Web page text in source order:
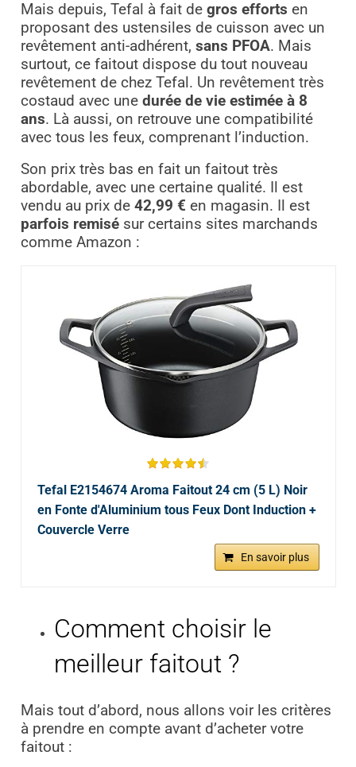
Mais depuis, Tefal à fait de gros efforts en
proposant des ustensiles de cuisson avec un
revêtement anti-adhérent, sans PFOA. Mais
surtout, ce faitout dispose du tout nouveau
revêtement de chez Tefal. Un revêtement très
costaud avec une durée de vie estimée à 8
ans. Là aussi, on retrouve une compatibilité
avec tous les feux, comprenant l’induction.
Son prix très bas en fait un faitout très
abordable, avec une certaine qualité. Il est
vendu au prix de 42,99 € en magasin. Il est
parfois remisésur certains sites marchands
comme Amazon :
Tefal E2154674 Aroma Faitout 24 cm (5 L) Noir
en Fonte d'Aluminium tous Feux Dont Induction +
Couvercle Verre
En savoir plus
Comment choisir le
meilleur faitout ?
Mais tout d’abord, nous allons voir les critères
à prendre en compte avant d’acheter votre
faitout :